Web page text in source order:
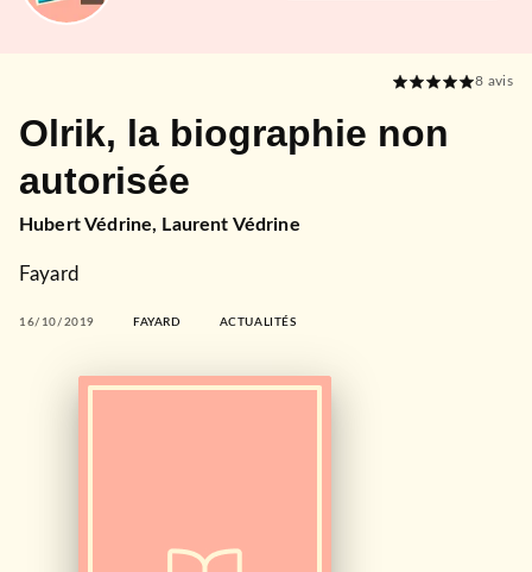
8 avis
Olrik, la biographie non
autorisée
Hubert Védrine, Laurent Védrine
Fayard
16/10/2019 FAYARD ACTUALITÉS